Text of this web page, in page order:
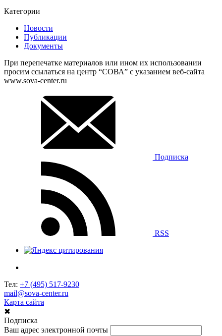
Категории
Новости
Публикации
Документы
При перепечатке материалов или ином их использовании
просим ссылаться на центр “СОВА” с указанием веб-сайта
www.sova-center.ru
Подписка
RSS
Тел: +7 (495) 517-9230
mail@sova-center.ru
Карта сайта
✖
Подписка
Ваш адрес электронной почты